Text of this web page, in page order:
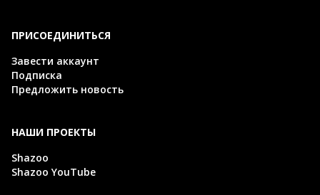
ПРИСОЕДИНИТЬСЯ
Завести аккаунт
Подписка
Предложить новость
НАШИ ПРОЕКТЫ
Shazoo
Shazoo YouTube